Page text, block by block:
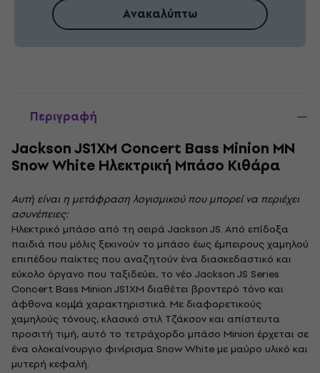
Ανακαλύπτω
Περιγραφή
Jackson JS1XM Concert Bass Minion MN
Snow White Ηλεκτρική Μπάσο Κιθάρα
Αυτή είναι η μετάφραση λογισμικού που μπορεί να περιέχει
ασυνέπειες:
Ηλεκτρικό μπάσο από τη σειρά Jackson JS. Από επίδοξα
παιδιά που μόλις ξεκινούν το μπάσο έως έμπειρους χαμηλού
επιπέδου παίκτες που αναζητούν ένα διασκεδαστικό και
εύκολο όργανο που ταξιδεύει, το νέο Jackson JS Series
Concert Bass Minion JS1XM διαθέτει βροντερό τόνο και
άφθονα κομψά χαρακτηριστικά. Με διαφορετικούς
χαμηλούς τόνους, κλασικό στιλ Τζάκσον και απίστευτα
προσιτή τιμή, αυτό το τετράχορδο μπάσο Minion έρχεται σε
ένα ολοκαίνουργιο φινίρισμα Snow White με μαύρο υλικό και
μυτερή κεφαλή.